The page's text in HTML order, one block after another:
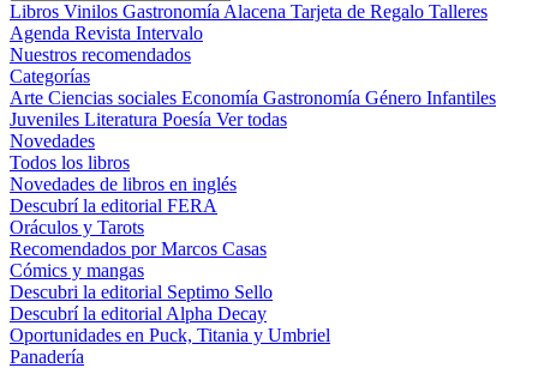
Libros Vinilos Gastronomía Alacena Tarjeta de Regalo Talleres
Agenda Revista Intervalo
Nuestros recomendados
Categorías
Arte Ciencias sociales Economía Gastronomía Género Infantiles
Juveniles Literatura Poesía Ver todas
Novedades
Todos los libros
Novedades de libros en inglés
Descubrí la editorial FERA
Oráculos y Tarots
Recomendados por Marcos Casas
Cómics y mangas
Descubri la editorial Septimo Sello
Descubrí la editorial Alpha Decay
Oportunidades en Puck, Titania y Umbriel
Panadería